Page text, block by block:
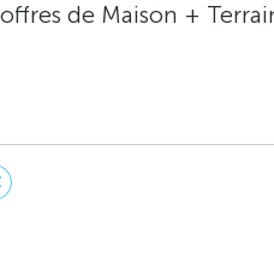
offres de Maison +